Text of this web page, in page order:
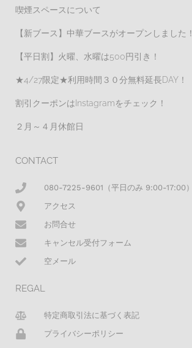
喫煙スペースについて
【新ブース】中華ブースがオープンしました！
【平日割】火曜、水曜は500円引き！
★4/27限定★利用時間３０分無料延長DAY！
割引クーポンはInstagramをチェック！
２月～４月休館日
CONTACT
080-7225-9601（平日のみ 9:00-17:00）
アクセス
お問合せ
キャンセル受付フォーム
空メール
REGAL
特定商取引法に基づく表記
プライバシーポリシー